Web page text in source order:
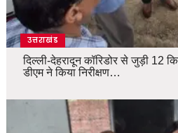
उत्तराखंड
दिल्ली-देहरादून कॉरिडोर से जुड़ी 12
डीएम ने किया निरीक्षण…